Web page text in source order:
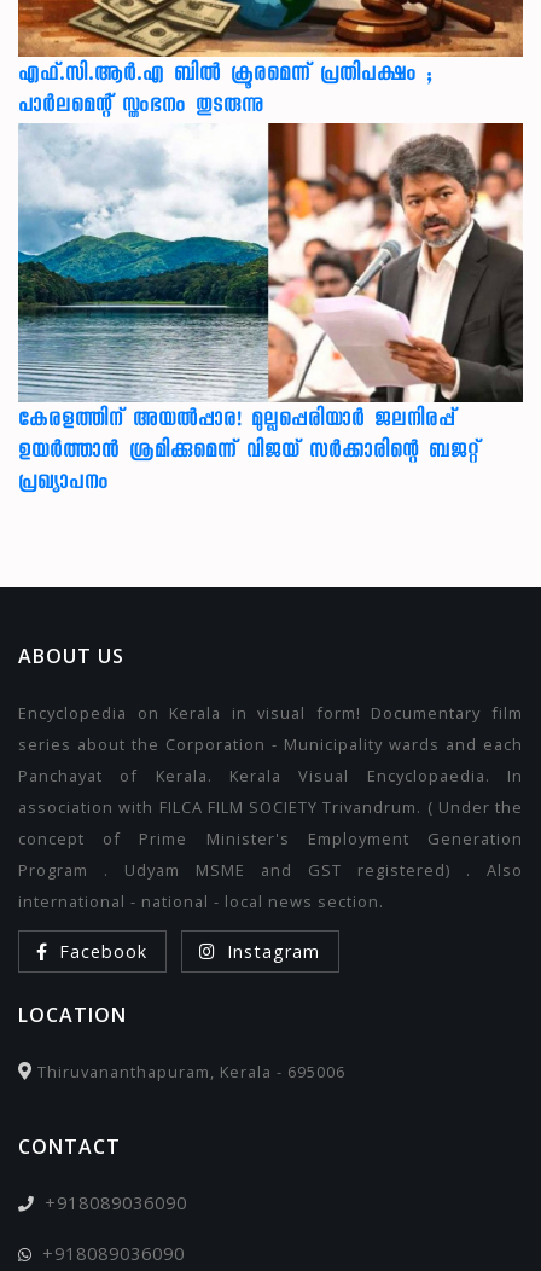
എഫ്.സി.ആർ.എ ബിൽ ക്രൂരമെന്ന് പ്രതിപക്ഷം ;
പാർലമെന്റ് സ്തംഭനം തുടരുന്നു
കേരളത്തിന് അ‌യൽപ്പാര! മുല്ലപ്പെരിയാർ ജലനിരപ്പ്
ഉയർത്താൻ ശ്രമിക്കുമെന്ന് വിജയ് സർക്കാരിന്റെ ബജറ്റ്
പ്രഖ്യാപനം
ABOUT US
Encyclopedia on Kerala in visual form! Documentary film
series about the Corporation - Municipality wards and each
Panchayat of Kerala. Kerala Visual Encyclopaedia. In
association with FILCA FILM SOCIETY Trivandrum. ( Under the
concept of Prime Minister's Employment Generation
Program . Udyam MSME and GST registered) . Also
international - national - local news section.
Facebook Instagram
LOCATION
Thiruvananthapuram, Kerala - 695006
CONTACT
+918089036090
+918089036090